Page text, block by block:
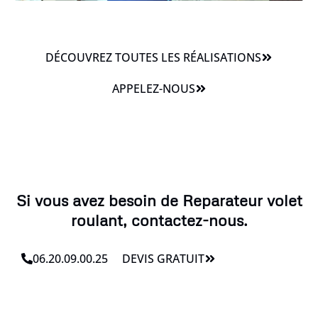
DÉCOUVREZ TOUTES LES RÉALISATIONS
APPELEZ-NOUS
Si vous avez besoin de Reparateur volet
roulant, contactez-nous.
06.20.09.00.25 DEVIS GRATUIT